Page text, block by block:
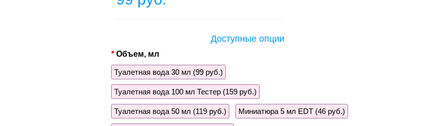
Доступные опции
Объем, мл
Туалетная вода 30 мл (99 руб.)
Туалетная вода 100 мл Тестер (159 руб.)
Туалетная вода 50 мл (119 руб.) Миниатюра 5 мл EDT (46 руб.)